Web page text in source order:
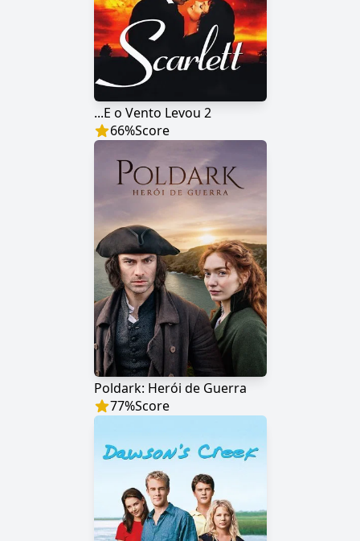
...E o Vento Levou 2
66%Score
Poldark: Herói de Guerra
77%Score